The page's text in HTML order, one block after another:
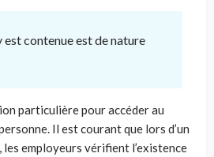
est contenue est de nature
particulière pour accéder au
Il est courant que lors d’un
les employeurs vérifient l’existence